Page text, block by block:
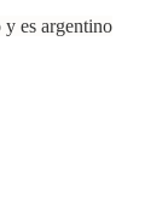
y es argentino